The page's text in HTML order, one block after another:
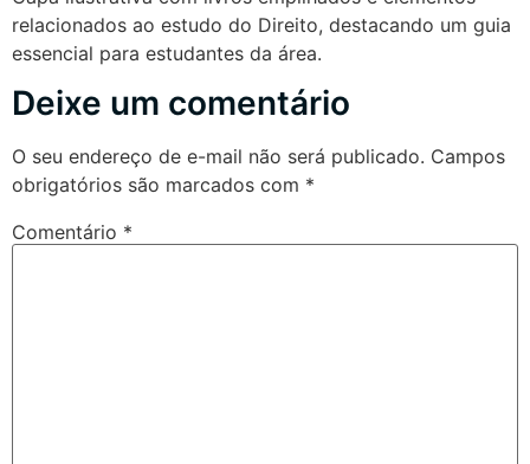
relacionados ao estudo do Direito, destacando um guia
essencial para estudantes da área.
Deixe um comentário
O seu endereço de e-mail não será publicado. Campos
obrigatórios são marcados com *
Comentário *